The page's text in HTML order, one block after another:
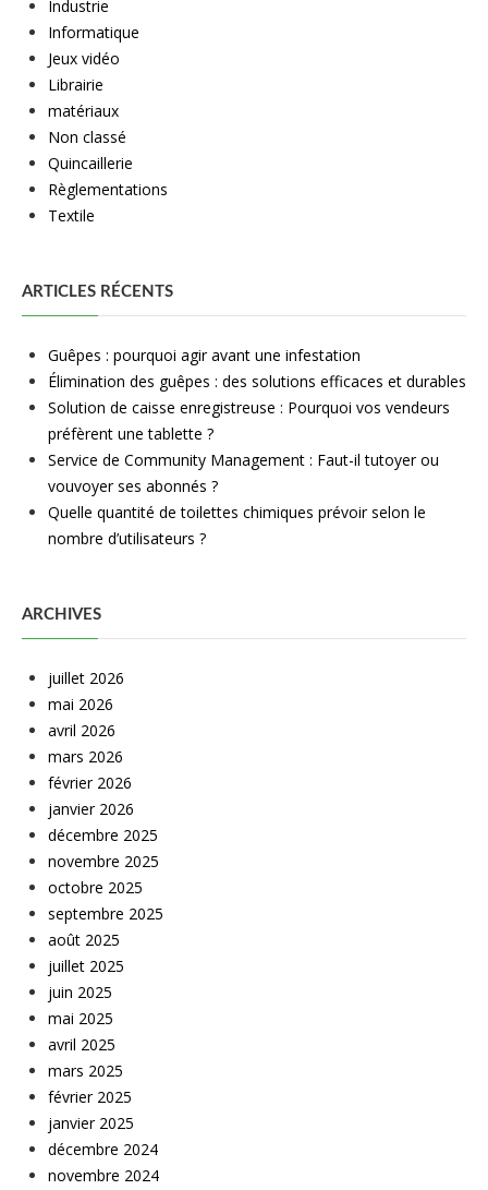
Industrie
Informatique
Jeux vidéo
Librairie
matériaux
Non classé
Quincaillerie
Règlementations
Textile
ARTICLES RÉCENTS
Guêpes : pourquoi agir avant une infestation
Élimination des guêpes : des solutions efficaces et durables
Solution de caisse enregistreuse : Pourquoi vos vendeurs
préfèrent une tablette ?
Service de Community Management : Faut-il tutoyer ou
vouvoyer ses abonnés ?
Quelle quantité de toilettes chimiques prévoir selon le
nombre d’utilisateurs ?
ARCHIVES
juillet 2026
mai 2026
avril 2026
mars 2026
février 2026
janvier 2026
décembre 2025
novembre 2025
octobre 2025
septembre 2025
août 2025
juillet 2025
juin 2025
mai 2025
avril 2025
mars 2025
février 2025
janvier 2025
décembre 2024
novembre 2024